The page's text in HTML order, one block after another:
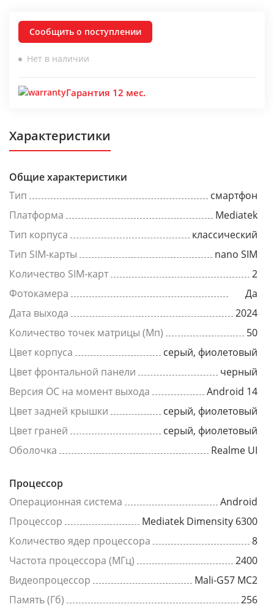
Сообщить о поступлении
Нет в наличии
Гарантия 12 мес.
Характеристики
Общие характеристики
Тип
смартфон
Платформа
Mediatek
Тип корпуса
классический
Тип SIM-карты
nano SIM
Количество SIM-карт
2
Фотокамера
Да
Дата выхода
2024
Количество точек матрицы (Мп)
50
Цвет корпуса
серый, фиолетовый
Цвет фронтальной панели
черный
Версия ОС на момент выхода
Android 14
Цвет задней крышки
серый, фиолетовый
Цвет граней
серый, фиолетовый
Оболочка
Realme UI
Процессор
Операционная система
Android
Процессор
Mediatek Dimensity 6300
Количество ядер процессора
8
Частота процессора (МГц)
2400
Видеопроцессор
Mali-G57 MC2
Память (Гб)
256